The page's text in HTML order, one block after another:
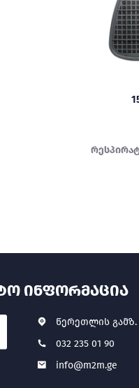
ᲘᲜᲤᲝᲠᲛᲐᲪᲘᲐ
წერეთლის გამზ.
032 235 01 90
info@m2m.ge